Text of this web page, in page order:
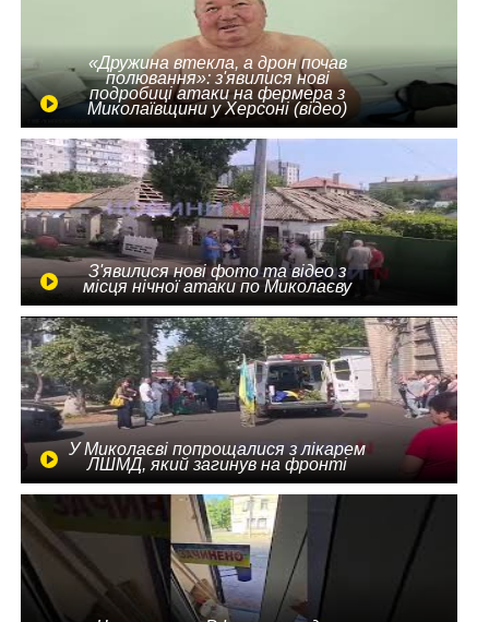
«Дружина втекла, а дрон почав
полювання»: з'явилися нові
подробиці атаки на фермера з
Миколаївщини у Херсоні (відео)
З'явилися нові фото та відео з
місця нічної атаки по Миколаєву
У Миколаєві попрощалися з лікарем
ЛШМД, який загинув на фронті